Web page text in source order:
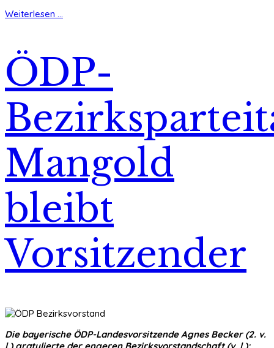
Weiterlesen ...
ÖDP-
Mangold
bleibt
Vorsitzender
Die bayerische ÖDP-Landesvorsitzende Agnes Becker (2. v.